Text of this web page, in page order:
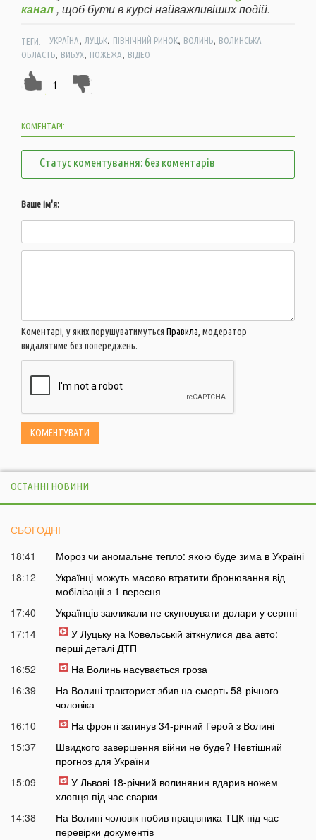
канал, щоб бути в курсі найважливіших подій.
ТЕГИ: УКРАЇНА, ЛУЦЬК, ПІВНІЧНИЙ РИНОК, ВОЛИНЬ, ВОЛИНСЬКА
ОБЛАСТЬ, ВИБУХ, ПОЖЕЖА, ВІДЕО
1
КОМЕНТАРІ:
Статус коментування: без коментарів
Ваше ім'я:
Коментарі, у яких порушуватимуться Правила, модератор
видалятиме без попереджень.
ОСТАННІ НОВИНИ
СЬОГОДНІ
18:41
Мороз чи аномальне тепло: якою буде зима в Україні
18:12
Українці можуть масово втратити бронювання від
мобілізації з 1 вересня
17:40
Українців закликали не скуповувати долари у серпні
17:14
У Луцьку на Ковельській зіткнулися два авто:
перші деталі ДТП
16:52
На Волинь насувається гроза
16:39
На Волині тракторист збив на смерть 58-річного
чоловіка
16:10
На фронті загинув 34-річний Герой з Волині
15:37
Швидкого завершення війни не буде? Невтішний
прогноз для України
15:09
У Львові 18-річний волинянин вдарив ножем
хлопця під час сварки
14:38
На Волині чоловік побив працівника ТЦК під час
перевірки документів